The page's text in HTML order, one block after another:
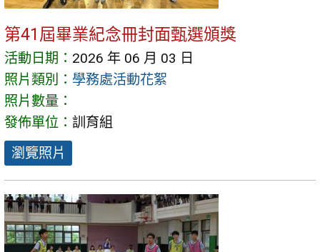
第41屆畢業紀念冊封面甄選頒獎
活動日期： 2026 年 06 月 03 日
照片類別： 學務處活動花絮
照片數量：
發佈單位： 訓育組
瀏覽照片